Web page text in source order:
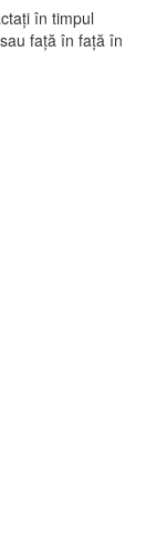
în timpul
față în față în